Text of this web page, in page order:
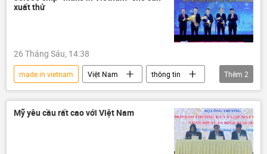
xuất thử
26 Tháng Sáu, 14:38
made in vietnam Việt Nam
thông tin
chip điện tử
công nghệ
Thêm 2
Mỹ yêu cầu rất cao với Việt Nam